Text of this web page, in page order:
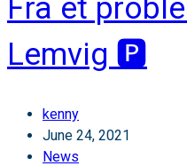
drift
Fra et
Lemvig 🅿️
Post
author:
kenny
Post
published:
June 24, 2021
Post
News